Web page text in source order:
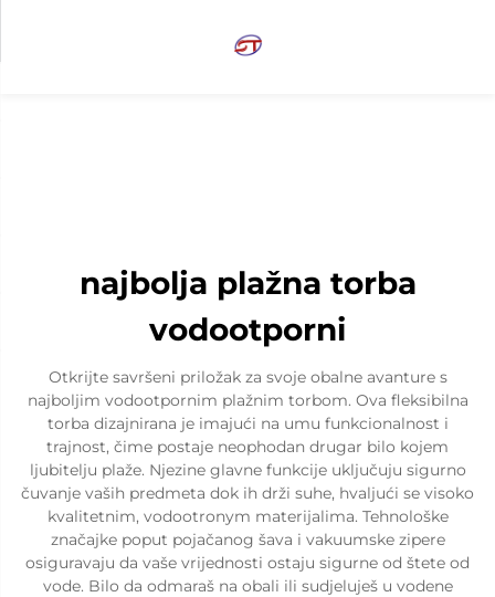
najbolja plažna torba
vodootporni
Otkrijte savršeni priložak za svoje obalne avanture s
najboljim vodootpornim plažnim torbom. Ova fleksibilna
torba dizajnirana je imajući na umu funkcionalnost i
trajnost, čime postaje neophodan drugar bilo kojem
ljubitelju plaže. Njezine glavne funkcije uključuju sigurno
čuvanje vaših predmeta dok ih drži suhe, hvaljući se visoko
kvalitetnim, vodootronym materijalima. Tehnološke
značajke poput pojačanog šava i vakuumske zipere
osiguravaju da vaše vrijednosti ostaju sigurne od štete od
vode. Bilo da odmaraš na obali ili sudjeluješ u vodene